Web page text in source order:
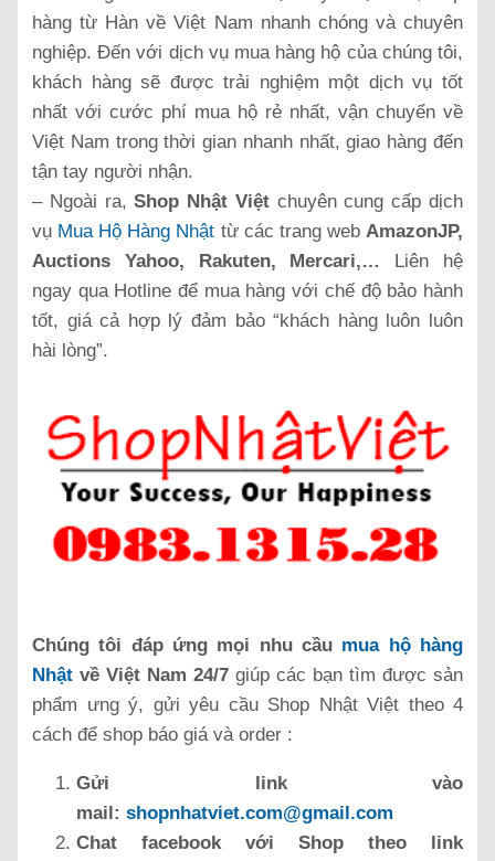
hàng từ Hàn về Việt Nam nhanh chóng và chuyên
nghiệp. Đến với dịch vụ mua hàng hộ của chúng tôi,
khách hàng sẽ được trải nghiệm một dịch vụ tốt
nhất với cước phí mua hộ rẻ nhất, vận chuyển về
Việt Nam trong thời gian nhanh nhất, giao hàng đến
tận tay người nhận.
– Ngoài ra,Shop Nhật Việtchuyên cung cấp dịch
vụ Mua Hộ Hàng Nhật từ các trang webAmazonJP,
Auctions Yahoo, Rakuten, Mercari,…
Liên hệ
ngay qua Hotline để mua hàng với chế độ bảo hành
tốt, giá cả hợp lý đảm bảo “khách hàng luôn luôn
hài lòng”.
Chúng tôi đáp ứng mọi nhu cầu mua hộ hàng
Nhật về Việt Nam 24/7 giúp các bạn tìm được sản
phẩm ưng ý, gửi yêu cầu Shop Nhật Việt theo 4
cách để shop báo giá và order :
Gửi link vào
mail: shopnhatviet.com@gmail.com
Chat facebook với Shop theo link